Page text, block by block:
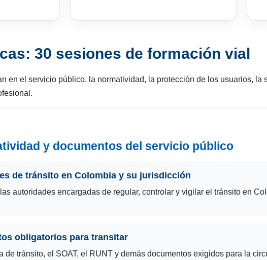
30 sesiones de formación vial
en el servicio público, la normatividad, la protección de los usuarios, la
y documentos del servicio público
de tránsito en Colombia y su jurisdicción
autoridades encargadas de regular, controlar y vigilar el tránsito en
obligatorios para transitar
de tránsito, el SOAT, el RUNT y demás documentos exigidos para la